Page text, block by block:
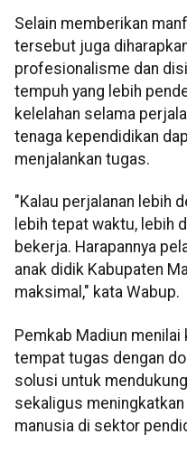
Selain memberikan
tersebut juga
profesionalisme dan
tempuh yang lebih
kelelahan selama
tenaga kependidikan
menjalankan tugas.
"Kalau perjalanan lebih
lebih tepat waktu, lebih
bekerja. Harapannya
anak didik Kabupaten
maksimal," kata Wabup.
Pemkab Madiun
tempat tugas dengan
solusi untuk
sekaligus
manusia di sektor